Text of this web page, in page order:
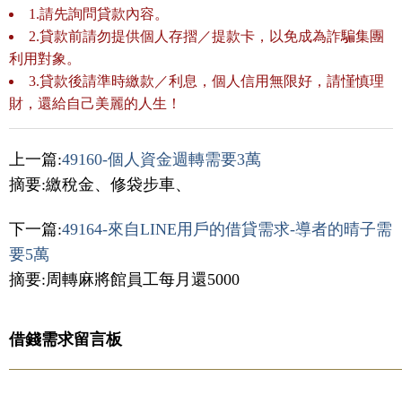
1.請先詢問貸款內容。
2.貸款前請勿提供個人存摺／提款卡，以免成為詐騙集團
利用對象。
3.貸款後請準時繳款／利息，個人信用無限好，請慬慎理
財，還給自己美麗的人生！
上一篇:49160-個人資金週轉需要3萬
摘要:繳稅金、修袋步車、
下一篇:49164-來自LINE用戶的借貸需求-導者的晴子需
要5萬
摘要:周轉麻將館員工每月還5000
借錢需求留言板